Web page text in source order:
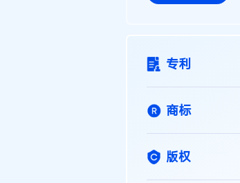
专利
商标
版权